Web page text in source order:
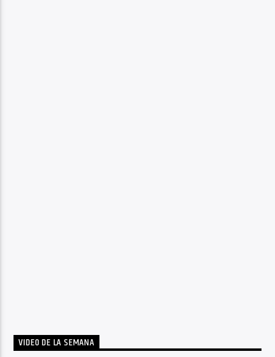
VIDEO DE LA SEMANA